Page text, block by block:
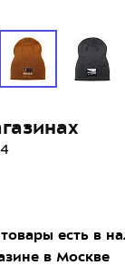
есть в
в Москве